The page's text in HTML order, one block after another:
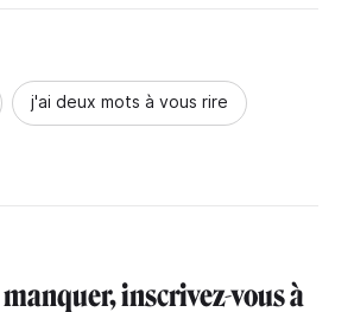
j'ai deux mots à vous rire
inscrivez-vous à